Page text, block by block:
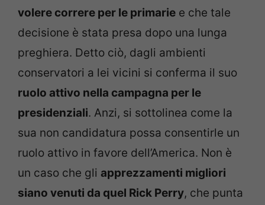
volere correre per le primarie e che tale
decisione è stata presa dopo una lunga
preghiera. Detto ciò, dagli ambienti
conservatori a lei vicini si conferma il suo
ruolo attivo nella campagna per le
presidenziali. Anzi, si sottolinea come la
sua non candidatura possa consentirle un
ruolo attivo in favore dell’America. Non è
un caso che gli apprezzamenti migliori
siano venuti da quel Rick Perry, che punta